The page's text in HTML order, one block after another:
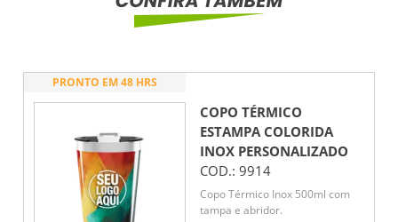
PRONTO EM 48 HRS
COPO TÉRMICO
ESTAMPA COLORIDA
INOX PERSONALIZADO
COD.: 9914
Copo Térmico Inox 500ml com
tampa e abridor.